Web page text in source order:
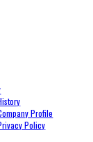
Profile
Policy